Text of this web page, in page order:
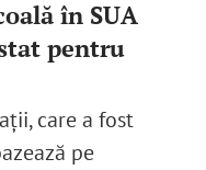
în SUA
pentru
care a fost
pe